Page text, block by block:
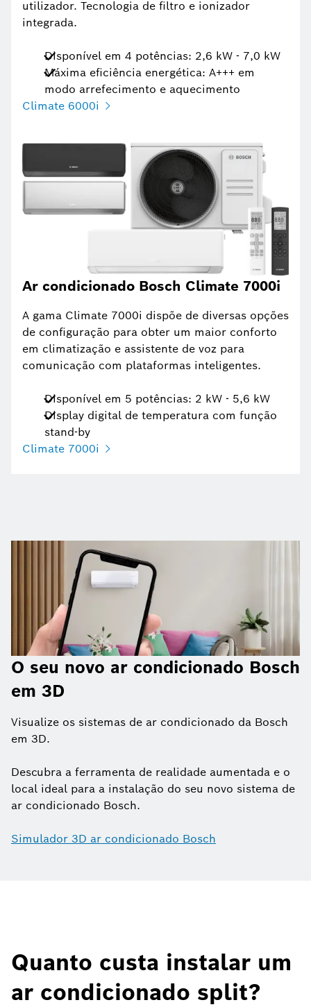
utilizador. Tecnologia de filtro e ionizador
integrada.
Disponível em 4 potências: 2,6 kW - 7,0 kW
Máxima eficiência energética: A+++ em
modo arrefecimento e aquecimento
Climate 6000i
Ar condicionado Bosch Climate 7000i
A gama Climate 7000i dispõe de diversas opções
de configuração para obter um maior conforto
em climatização e assistente de voz para
comunicação com plataformas inteligentes.
Disponível em 5 potências: 2 kW - 5,6 kW
Display digital de temperatura com função
stand-by
Climate 7000i
O seu novo ar condicionado Bosch
em 3D
Visualize os sistemas de ar condicionado da Bosch
em 3D.
Descubra a ferramenta de realidade aumentada e o
local ideal para a instalação do seu novo sistema de
ar condicionado Bosch.
Simulador 3D ar condicionado Bosch
Quanto custa instalar um
ar condicionado split?